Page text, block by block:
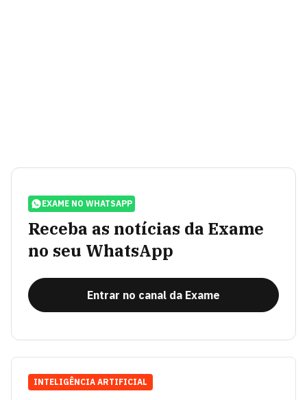
EXAME NO WHATSAPP
Receba as notícias da Exame
no seu WhatsApp
Entrar no canal da Exame
INTELIGÊNCIA ARTIFICIAL